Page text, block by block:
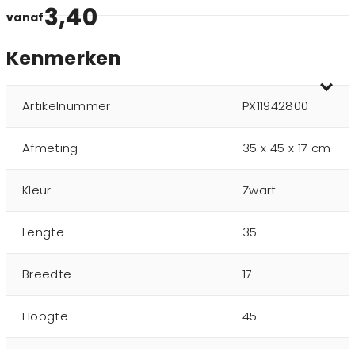
vanaf3,40
Kenmerken
Artikelnummer PX11942800
Afmeting 35 x 45 x 17 cm
Kleur Zwart
Lengte 35
Breedte 17
Hoogte 45